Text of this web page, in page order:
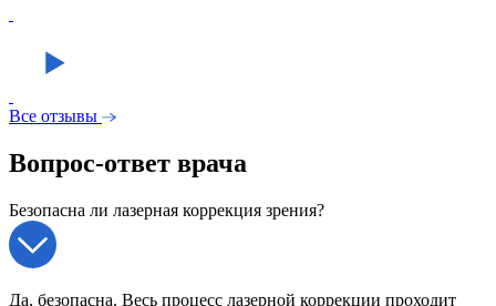
Все отзывы
Вопрос-ответ врача
Безопасна ли лазерная коррекция зрения?
Да, безопасна. Весь процесс лазерной коррекции проходит